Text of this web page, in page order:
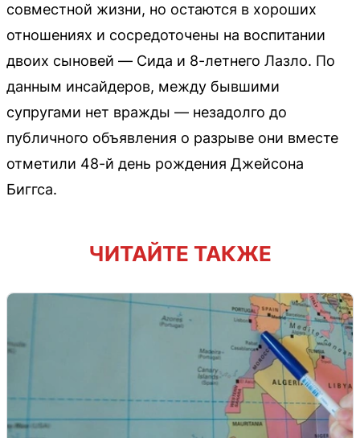
совместной жизни, но остаются в хороших
отношениях и сосредоточены на воспитании
двоих сыновей — Сида и 8-летнего Лазло. По
данным инсайдеров, между бывшими
супругами нет вражды — незадолго до
публичного объявления о разрыве они вместе
отметили 48-й день рождения Джейсона
Биггса.
ЧИТАЙТЕ ТАКЖЕ